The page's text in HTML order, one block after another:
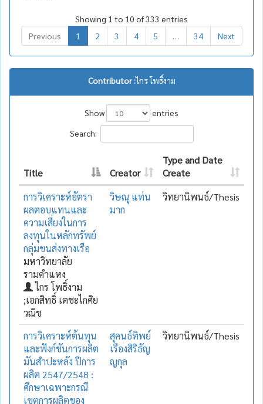
Showing 1 to 10 of 333 entries
Previous
1 2 3 4 5 34 Next
Contributor :ไกร โพธิ์งาม
Show
entries
Search:
Title Creator
Type and Date
Create
การวิเคราะห์อัตรา
ผลตอบแทนและ
ความเสี่ยงในการ
ลงทุนในหลักทรัพย์
กลุ่มขนส่งทางเรือ
มหาวิทยาลัย
รามคำแหง
ไกร โพธิ์งาม
;เอกสิทธิ์ เตชะไกศิย
วณิช
วิษณุ แท่น
มาก
วิทยานิพนธ์/Thesis
การวิเคราะห์ต้นทุน
และฟังก์ชันการผลิต
มันสำปะหลัง ปีการ
ผลิต 2547/2548 :
ศึกษาเฉพาะกรณึ
เขตการผลิตของ
สุคนธ์ทิพย์
เรืองสิริธัญ
ญกุล
วิทยานิพนธ์/Thesis